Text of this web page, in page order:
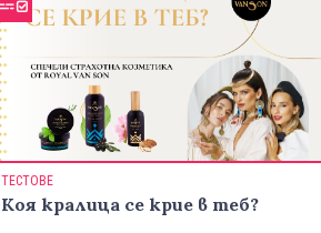
ТЕСТОВЕ
Коя кралица се крие в теб?